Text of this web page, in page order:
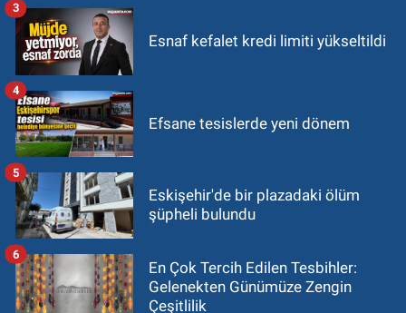
Esnaf kefalet kredi limiti yükseltildi
3
Efsane tesislerde yeni dönem
4
Eskişehir'de bir plazadaki ölüm
şüpheli bulundu
5
En Çok Tercih Edilen Tesbihler:
Gelenekten Günümüze Zengin
Çeşitlilik
6